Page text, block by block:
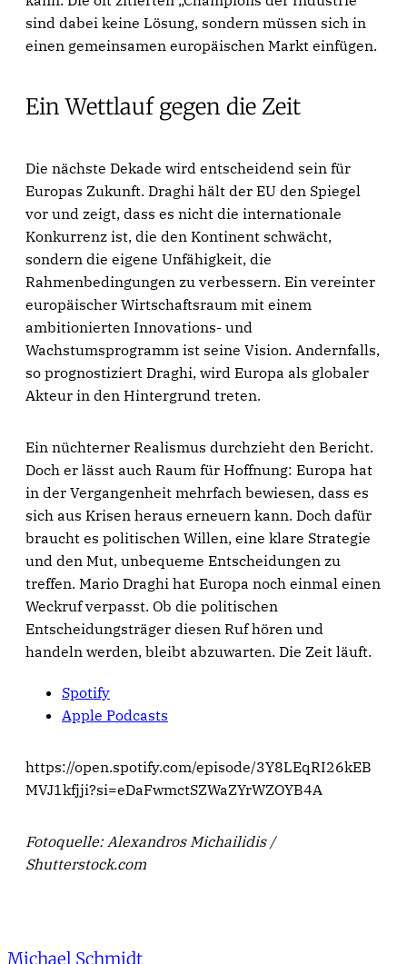
sind dabei keine Lösung, sondern müssen sich in
einen gemeinsamen europäischen Markt einfügen.
Ein Wettlauf gegen die Zeit
Die nächste Dekade wird entscheidend sein für
Europas Zukunft. Draghi hält der EU den Spiegel
vor und zeigt, dass es nicht die internationale
Konkurrenz ist, die den Kontinent schwächt,
sondern die eigene Unfähigkeit, die
Rahmenbedingungen zu verbessern. Ein vereinter
europäischer Wirtschaftsraum mit einem
ambitionierten Innovations- und
Wachstumsprogramm ist seine Vision. Andernfalls,
so prognostiziert Draghi, wird Europa als globaler
Akteur in den Hintergrund treten.
Ein nüchterner Realismus durchzieht den Bericht.
Doch er lässt auch Raum für Hoffnung: Europa hat
in der Vergangenheit mehrfach bewiesen, dass es
sich aus Krisen heraus erneuern kann. Doch dafür
braucht es politischen Willen, eine klare Strategie
und den Mut, unbequeme Entscheidungen zu
treffen. Mario Draghi hat Europa noch einmal einen
Weckruf verpasst. Ob die politischen
Entscheidungsträger diesen Ruf hören und
handeln werden, bleibt abzuwarten. Die Zeit läuft.
Spotify
Apple Podcasts
https://open.spotify.com/episode/3Y8LEqRI26kEB
MVJ1kfjji?si=eDaFwmctSZWaZYrWZOYB4A
Fotoquelle: Alexandros Michailidis /
Shutterstock.com
Michael Schmidt